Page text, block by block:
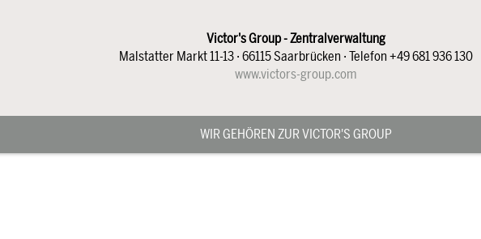
Victor's Group - Zentralverwaltung
Malstatter Markt 11-13 · 66115 Saarbrücken · Telefon +49 681 936 130
www.victors-group.com
WIR GEHÖREN ZUR VICTOR'S GROUP